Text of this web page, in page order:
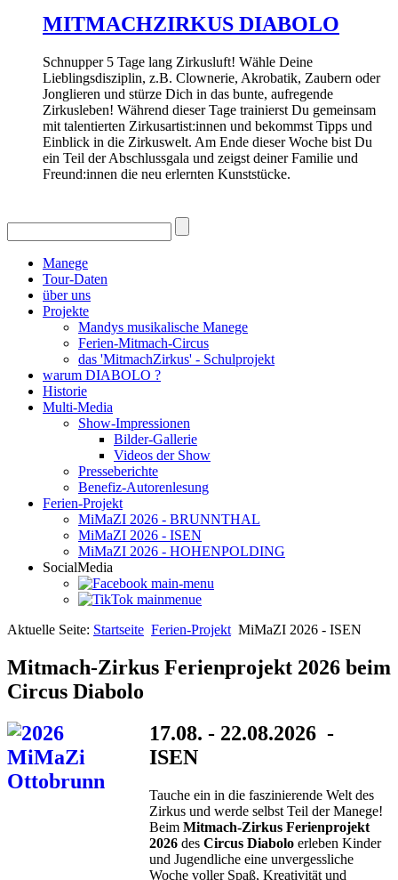
MITMACHZIRKUS DIABOLO
Schnupper 5 Tage lang Zirkusluft! Wähle Deine
Lieblingsdisziplin, z.B. Clownerie, Akrobatik, Zaubern oder
Jonglieren und stürze Dich in das bunte, aufregende
Zirkusleben! Während dieser Tage trainierst Du gemeinsam
mit talentierten Zirkusartist:innen und bekommst Tipps und
Einblick in die Zirkuswelt. Am Ende dieser Woche bist Du
ein Teil der Abschlussgala und zeigst deiner Familie und
Freund:innen die neu erlernten Kunststücke.
Manege
Tour-Daten
über uns
Projekte
Mandys musikalische Manege
Ferien-Mitmach-Circus
das 'MitmachZirkus' - Schulprojekt
warum DIABOLO ?
Historie
Multi-Media
Show-Impressionen
Bilder-Gallerie
Videos der Show
Presseberichte
Benefiz-Autorenlesung
Ferien-Projekt
MiMaZI 2026 - BRUNNTHAL
MiMaZI 2026 - ISEN
MiMaZI 2026 - HOHENPOLDING
SocialMedia
Aktuelle Seite: Startseite Ferien-Projekt MiMaZI 2026 - ISEN
Mitmach-Zirkus Ferienprojekt 2026 beim
Circus Diabolo
17.08. - 22.08.2026 -
ISEN
Tauche ein in die faszinierende Welt des
Zirkus und werde selbst Teil der Manege!
Beim Mitmach-Zirkus Ferienprojekt
2026 des Circus Diabolo erleben Kinder
und Jugendliche eine unvergessliche
Woche voller Spaß, Kreativität und